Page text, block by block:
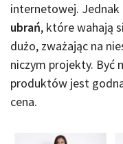
internetowej.
ubrań, które wahają
dużo, zważając na
niczym projekty. Być
produktów jest
cena.